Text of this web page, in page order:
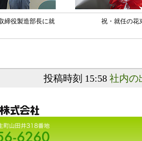
締役製造部長に就
祝・就任の花
投稿時刻 15:58 社内の